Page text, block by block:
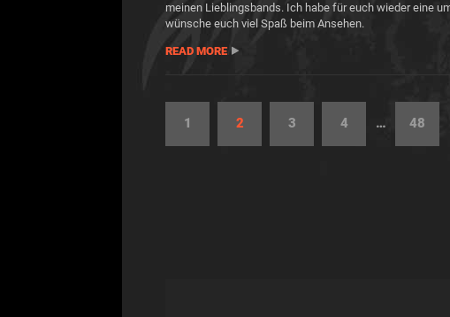
meinen Lieblingsbands. Ich habe für euch wieder eine
wünsche euch viel Spaß beim Ansehen.
READ MORE
1 2 3 4 … 48